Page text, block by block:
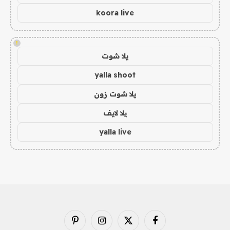
koora live
!
يلا شوت
yalla shoot
يلا شوت زون
يلا لايف
yalla live
فيسبوك X الانستغرامبينتيريست